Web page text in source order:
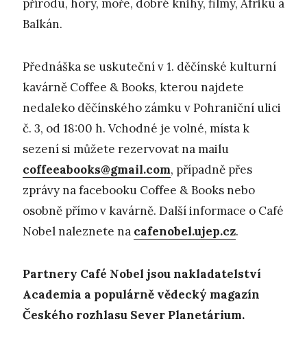
přírodu, hory, moře, dobré knihy, filmy, Afriku a
Balkán.
Přednáška se uskuteční v 1. děčínské kulturní
kavárně Coffee & Books, kterou najdete
nedaleko děčínského zámku v Pohraniční ulici
č. 3, od 18:00 h. Vchodné je volné, místa k
sezení si můžete rezervovat na mailu
coffeeabooks@gmail.com, případně přes
zprávy na facebooku Coffee & Books nebo
osobně přímo v kavárně. Další informace o Café
Nobel naleznete na cafenobel.ujep.cz.
Partnery Café Nobel jsou nakladatelství
Academia a populárně vědecký magazín
Českého rozhlasu Sever Planetárium.